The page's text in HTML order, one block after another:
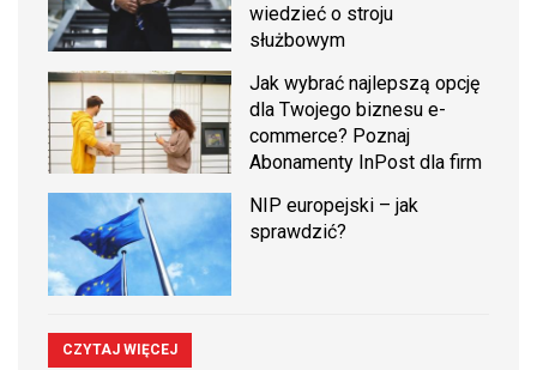
wiedzieć o stroju
służbowym
Jak wybrać najlepszą opcję
dla Twojego biznesu e-
commerce? Poznaj
Abonamenty InPost dla firm
NIP europejski – jak
sprawdzić?
CZYTAJ WIĘCEJ